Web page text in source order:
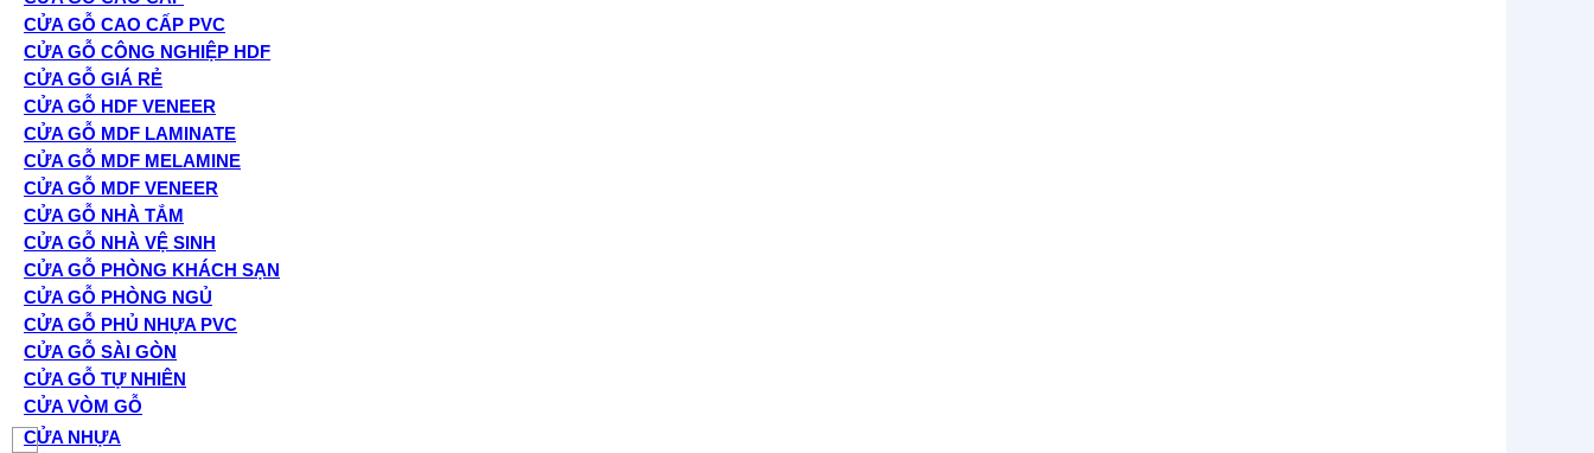
CỬA GỖ CAO CẤP PVC
CỬA GỖ CÔNG NGHIỆP HDF
CỬA GỖ GIÁ RẺ
CỬA GỖ HDF VENEER
CỬA GỖ MDF LAMINATE
CỬA GỖ MDF MELAMINE
CỬA GỖ MDF VENEER
CỬA GỖ NHÀ TẮM
CỬA GỖ NHÀ VỆ SINH
CỬA GỖ PHÒNG KHÁCH SẠN
CỬA GỖ PHÒNG NGỦ
CỬA GỖ PHỦ NHỰA PVC
CỬA GỖ SÀI GÒN
CỬA GỖ TỰ NHIÊN
CỬA VÒM GỖ
CỬA NHỰA